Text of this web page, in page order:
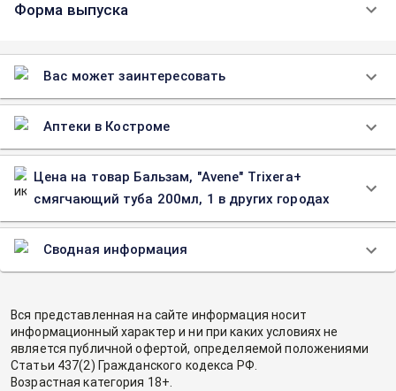
Форма выпуска
Вас может заинтересовать
Аптеки в Костроме
Цена на товар Бальзам, "Avene" Trixera+
смягчающий туба 200мл, 1 в других городах
Сводная информация
Вся представленная на сайте информация носит
информационный характер и ни при каких условиях не
является публичной офертой, определяемой положениями
Статьи 437(2) Гражданского кодекса РФ.
Возрастная категория 18+.